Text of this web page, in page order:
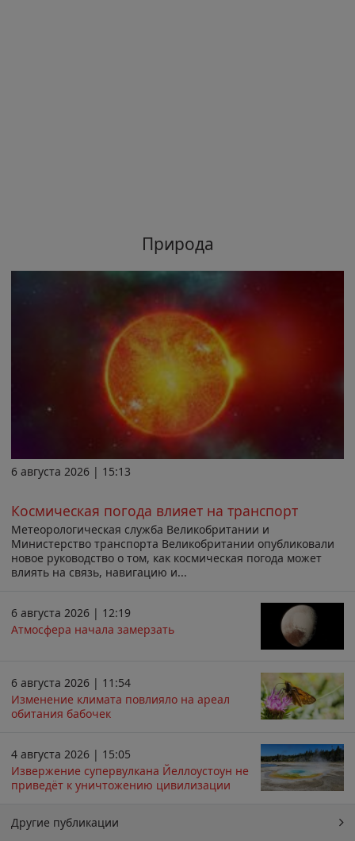
Природа
6 августа 2026 | 15:13
Космическая погода влияет на транспорт
Метеорологическая служба Великобритании и
Министерство транспорта Великобритании опубликовали
новое руководство о том, как космическая погода может
влиять на связь, навигацию и...
6 августа 2026 | 12:19
Атмосфера начала замерзать
6 августа 2026 | 11:54
Изменение климата повлияло на ареал
обитания бабочек
4 августа 2026 | 15:05
Извержение супервулкана Йеллоустоун не
приведёт к уничтожению цивилизации
Другие публикации